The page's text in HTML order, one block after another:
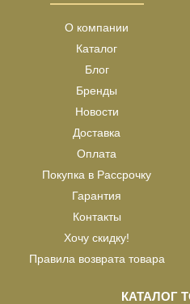
О компании
Каталог
Блог
Бренды
Новости
Доставка
Оплата
Покупка в Рассрочку
Гарантия
Контакты
Хочу скидку!
Правила возврата товара
КАТАЛОГ